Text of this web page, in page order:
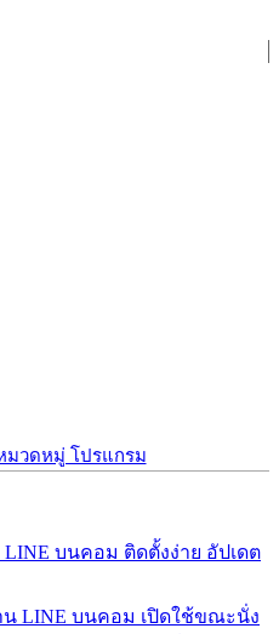
มวดหมู่ โปรแกรม
บนคอม ติดตั้งง่าย อัปเดต
น LINE บนคอม เปิดใช้ขณะนั่ง